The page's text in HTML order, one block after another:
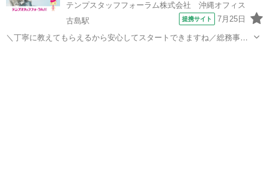
テンプスタッフフォーラム株式会社 沖縄オフィス
古島駅
提携サイト 7月25日
＼丁寧に教えてもらえるから安心してスタートできますね／総務事務